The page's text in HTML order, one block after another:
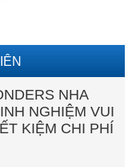
NHA
NGHIỆM VUI
KIỆM CHI PHÍ